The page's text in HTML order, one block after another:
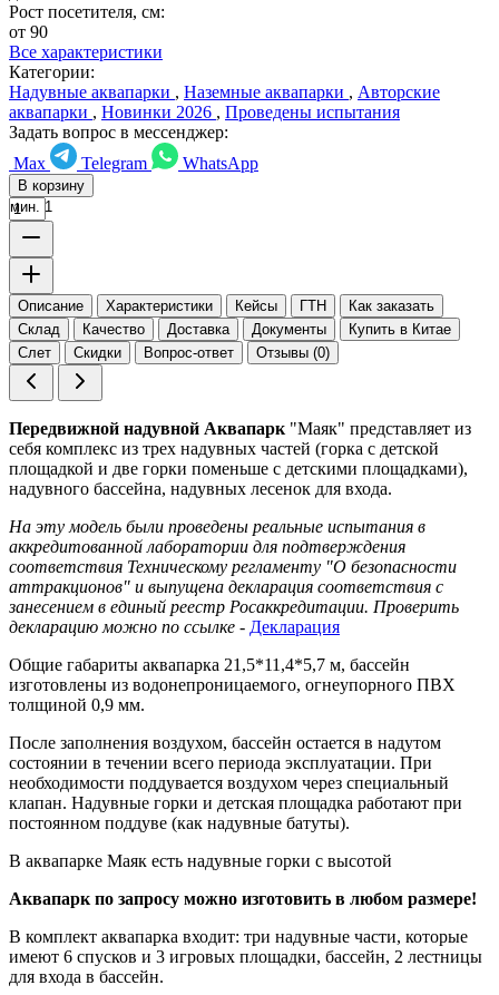
Рост посетителя, см:
от 90
Все характеристики
Категории:
Надувные аквапарки , Наземные аквапарки , Авторские
аквапарки , Новинки 2026 , Проведены испытания
Задать вопрос в мессенджер:
Max
Telegram WhatsApp
В корзину
мин. 1
Описание Характеристики Кейсы ГТН
Как заказать
Склад
Качество Доставка Документы
Купить в Китае
Слет
Скидки Вопрос-ответ Отзывы (0)
Передвижной надувной Аквапарк "Маяк" представляет из
себя комплекс из трех надувных частей (горка с детской
площадкой и две горки поменьше с детскими площадками),
надувного бассейна, надувных лесенок для входа.
На эту модель были проведены реальные испытания в
аккредитованной лаборатории для подтверждения
соответствия Техническому регламенту "О безопасности
аттракционов" и выпущена декларация соответствия с
занесением в единый реестр Росаккредитации. Проверить
декларацию можно по ссылке - Декларация
Общие габариты аквапарка 21,5*11,4*5,7 м, бассейн
изготовлены из водонепроницаемого, огнеупорного ПВХ
толщиной 0,9 мм.
После заполнения воздухом, бассейн остается в надутом
состоянии в течении всего периода эксплуатации. При
необходимости поддувается воздухом через специальный
клапан. Надувные горки и детская площадка работают при
постоянном поддуве (как надувные батуты).
В аквапарке Маяк есть надувные горки с высотой
Аквапарк по запросу можно изготовить в любом размере!
В комплект аквапарка входит: три надувные части, которые
имеют 6 спусков и 3 игровых площадки, бассейн, 2 лестницы
для входа в бассейн.